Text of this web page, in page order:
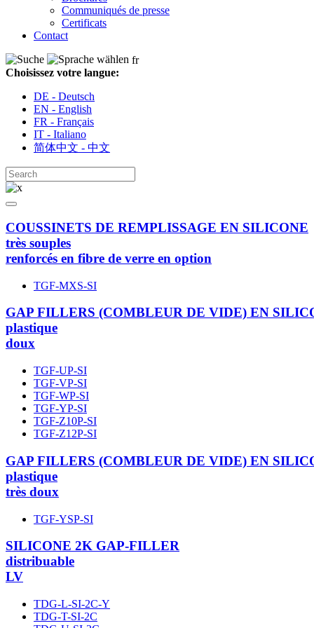
Communiqués de presse
Certificats
Contact
fr
Choisissez votre langue:
DE - Deutsch
EN - English
FR - Français
IT - Italiano
简体中文 - 中文
COUSSINETS DE REMPLISSAGE EN SILICONE
très souples
renforcés en fibre de verre en option
TGF-MXS-SI
GAP FILLERS (COMBLEUR DE VIDE) EN
plastique
doux
TGF-UP-SI
TGF-VP-SI
TGF-WP-SI
TGF-YP-SI
TGF-Z10P-SI
TGF-Z12P-SI
GAP FILLERS (COMBLEUR DE VIDE) EN
plastique
très doux
TGF-YSP-SI
SILICONE 2K GAP-FILLER
distribuable
LV
TDG-L-SI-2C-Y
TDG-T-SI-2C